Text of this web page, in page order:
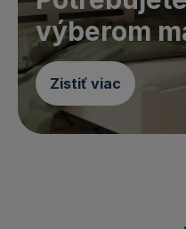
výberom
Zistiť viac